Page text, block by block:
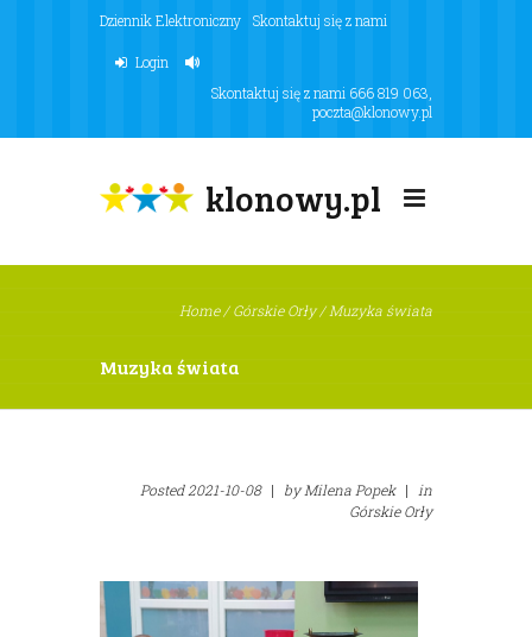
Dziennik Elektroniczny Skontaktuj się z nami
Login
Skontaktuj się z nami 666 819 063
poczta@klonowy.pl
klonowy.pl
Home/Górskie Orły/Muzyka świata
Muzyka świata
Posted2021-10-08 | byMilena Popek | in
Górskie Orły